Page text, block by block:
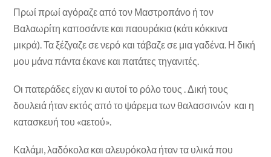
Πρωί πρωί αγόραζε από τον Μαστροπάνο ή τον
Βαλαωρίτη καποσάντε και παουράκια (κάτι κόκκινα
μικρά). Τα ξέζγαζε σε νερό και τάβαζε σε μια γαδένα. Η δική
μου μάνα πάντα έκανε και πατάτες τηγανιτές.
Οι πατεράδες είχαν κι αυτοί το ρόλο τους . Δική τους
δουλειά ήταν εκτός από το ψάρεμα των θαλασσινών και η
κατασκευή του «αετού».
Καλάμι, λαδόκολα και αλευρόκολα ήταν τα υλικά που